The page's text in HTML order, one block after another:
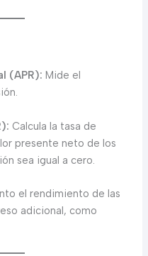
(APR): Mide el
Calcula la tasa de
presente neto de los
sea igual a cero.
el rendimiento de las
adicional, como